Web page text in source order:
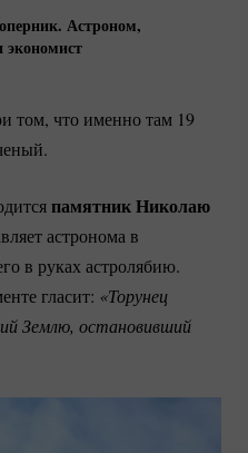
Астроном,
экономист
том, что именно там 19
памятник Николаю
астронома в
в руках астролябию.
гласит: «Торунец
Землю, остановивший